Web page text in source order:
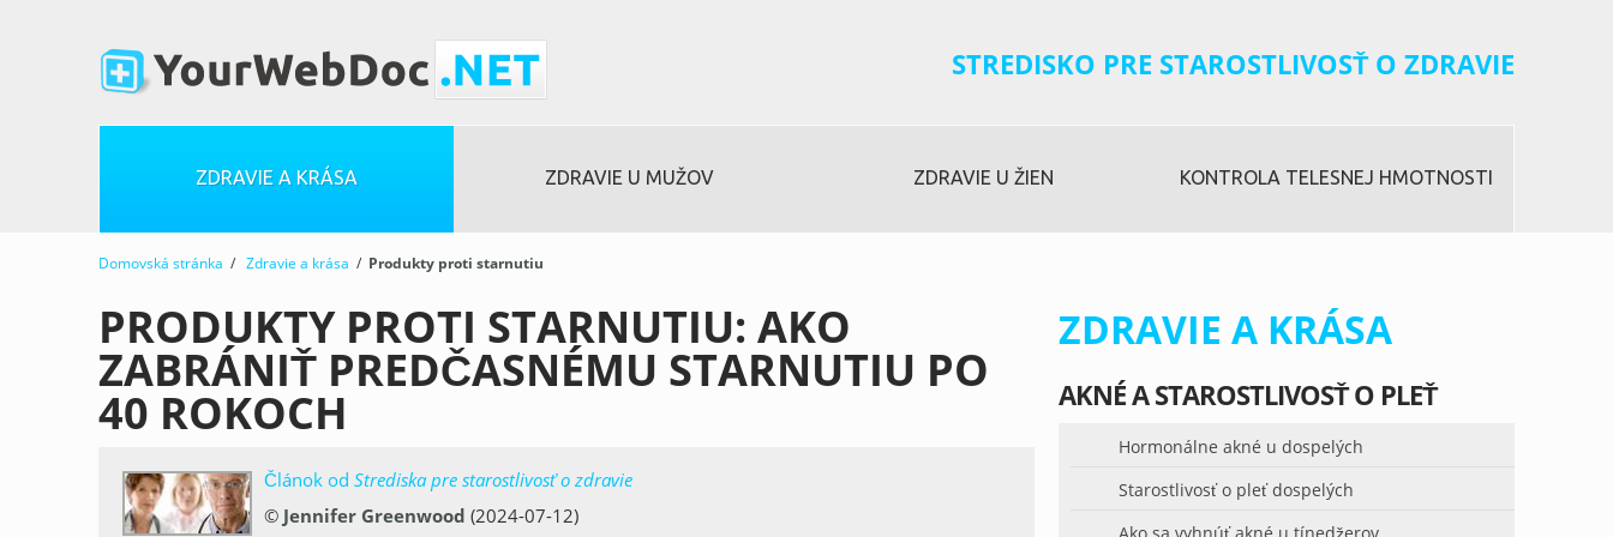
STREDISKO PRE STAROSTLIVOSŤ O ZDRAVIE
ZDRAVIE A KRÁSA ZDRAVIE U MUŽOV ZDRAVIE U ŽIEN KONTROLA TELESNEJ HMOTNOSTI
Domovská stránka / Zdravie a krása / Produkty proti starnutiu
PRODUKTY PROTI STARNUTIU: AKO
ZABRÁNIŤ PREDČASNÉMU STARNUTIU PO
40 ROKOCH
Článok od Strediska pre starostlivosť o zdravie
© Jennifer Greenwood (2024-07-12)
ZDRAVIE A KRÁSA
AKNÉ A STAROSTLIVOSŤ O PLEŤ
Hormonálne akné u dospelých
Starostlivosť o pleť dospelých